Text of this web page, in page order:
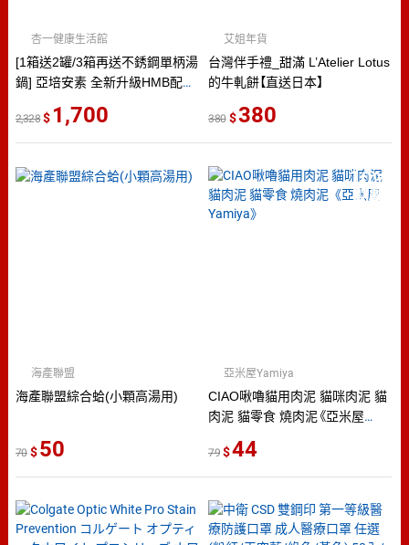
[1箱送2罐/3箱再送不銹鋼單柄湯
鍋] 亞培安素 全新升級HMB配
杏一健康生活館
2,328 1,700
台灣伴手禮_甜滿 L’Atelier Lotus
的牛軋餅【直送日本】
艾姐年貨
380 380
海產聯盟綜合蛤(小顆高湯用)
海產聯盟
70 50
10％
點數
CIAO啾嚕貓用肉泥 貓咪肉泥 貓
肉泥 貓零食 燒肉泥《亞米屋
亞米屋Yamiya
79 44